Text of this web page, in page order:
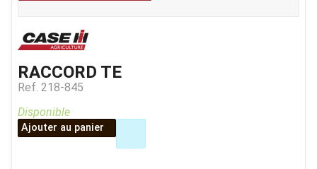
RACCORD TE
Ref. 218-845
Disponible
Ajouter au panier